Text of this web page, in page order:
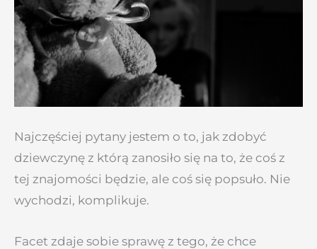
Najczęściej pytany jestem o to, jak zdobyć
dziewczynę z którą zanosiło się na to, że coś z
tej znajomości będzie, ale coś się popsuło. Nie
wychodzi, komplikuje.
Facet zdaje sobie sprawę z tego, że chce